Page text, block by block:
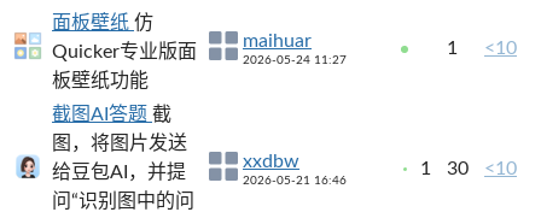
面板壁纸 仿
Quicker专业版面
板壁纸功能
maihuar
2026-05-24 11:27
1 <10
截图AI答题 截
图，将图片发送
给豆包AI，并提
问“识别图中的问
xxdbw
2026-05-21 16:46
1 30 <10